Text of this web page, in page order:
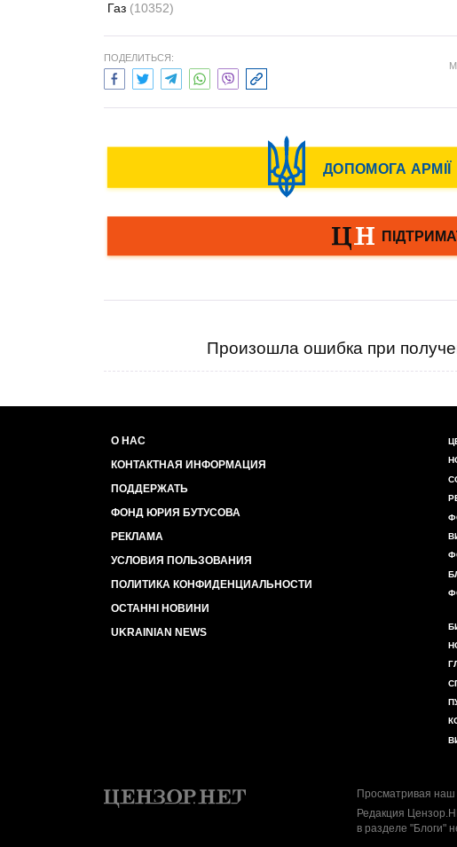
Газ (10352)
ПОДЕЛИТЬСЯ:
Произошла ошибка при
О НАС
КОНТАКТНАЯ ИНФОРМАЦИЯ
ПОДДЕРЖАТЬ
ФОНД ЮРИЯ БУТУСОВА
РЕКЛАМА
УСЛОВИЯ ПОЛЬЗОВАНИЯ
ПОЛИТИКА КОНФИДЕНЦИАЛЬНОСТИ
ОСТАННІ НОВИНИ
UKRAINIAN NEWS
Просматривая наш
Редакция
в разделе "Блоги"